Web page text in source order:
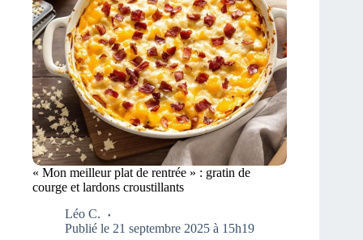
« Mon meilleur plat de rentrée » : gratin de
courge et lardons croustillants
Léo C.
Publié le 21 septembre 2025 à 15h19